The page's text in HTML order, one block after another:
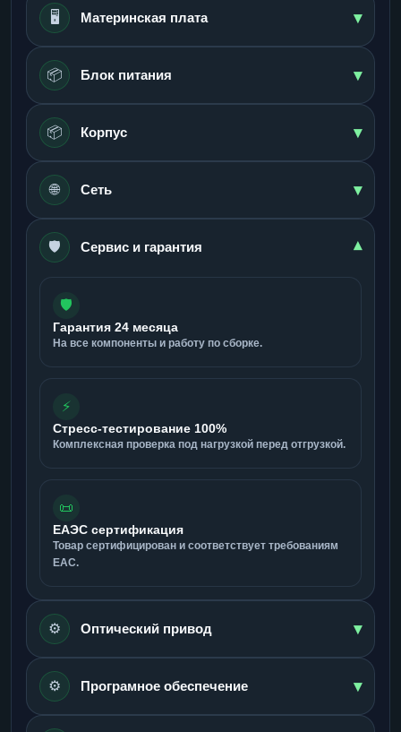
🖥️ Материнская плата ▾
📦 Блок питания ▾
📦 Корпус ▾
🌐 Сеть ▾
🛡️ Сервис и гарантия ▾
🛡️
Гарантия 24 месяца
На все компоненты и работу по сборке.
⚡
Стресс-тестирование 100%
Комплексная проверка под нагрузкой перед отгрузкой.
📜
ЕАЭС сертификация
Товар сертифицирован и соответствует требованиям
ЕАС.
⚙️ Оптический привод ▾
⚙️ Програмное обеспечение ▾